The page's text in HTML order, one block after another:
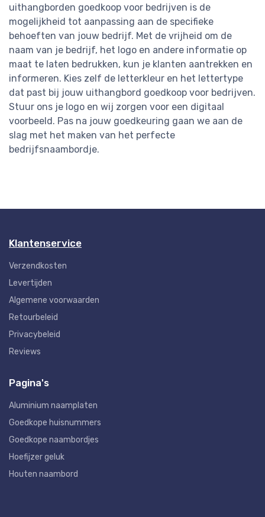
uithangborden goedkoop voor bedrijven is de
mogelijkheid tot aanpassing aan de specifieke
behoeften van jouw bedrijf. Met de vrijheid om de
naam van je bedrijf, het logo en andere informatie op
maat te laten bedrukken, kun je klanten aantrekken en
informeren. Kies zelf de letterkleur en het lettertype
dat past bij jouw uithangbord goedkoop voor bedrijven.
Stuur ons je logo en wij zorgen voor een digitaal
voorbeeld. Pas na jouw goedkeuring gaan we aan de
slag met het maken van het perfecte
bedrijfsnaambordje.
Klantenservice
Verzendkosten
Levertijden
Algemene voorwaarden
Retourbeleid
Privacybeleid
Reviews
Pagina's
Aluminium naamplaten
Goedkope huisnummers
Goedkope naambordjes
Hoefijzer geluk
Houten naambord